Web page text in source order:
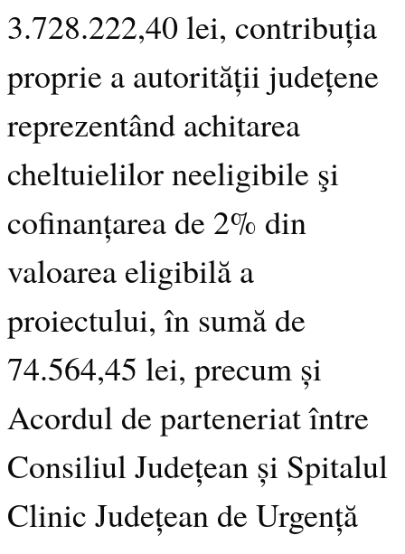
3.728.222,40 lei, contribuția
proprie a autorității județene
reprezentând achitarea
cheltuielilor neeligibile şi
cofinanțarea de 2% din
valoarea eligibilă a
proiectului, în sumă de
74.564,45 lei, precum și
Acordul de parteneriat între
Consiliul Județean și Spitalul
Clinic Județean de Urgență